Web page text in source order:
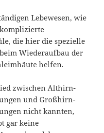
Lebewesen, wie
die hier die spezielle
Wiederaufbau der
helfen.
zwischen Althirn-
und Großhirn-
nicht kannten,
gar keine